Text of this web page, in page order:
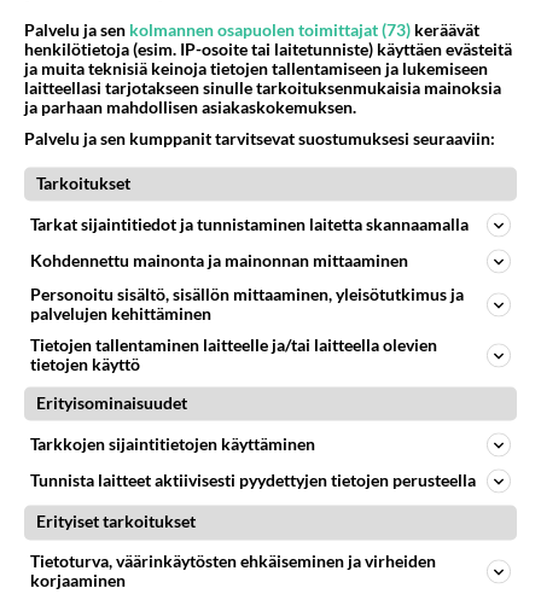
Silloin Herra ilmestyi Abramille ja sanoi: "Sinun
jälkeläisillesi minä annan tämän maan." Niin hän
rakensi sinne alttari...
12.04.2021 18:23 8 149
Vastattu 5v
Eivätkö eksy ne, jotka hankitsevat pahaa? Mutta armo ja
totuus niille, jotka hankitsevat hyvää!
Eivätkö eksy ne, jotka hankitsevat pahaa? Mutta armo
01.05.2021 17:46 2 264 1
Vastattu 7kk
Vääryyden tekijä tehköön edelleen vääryyttä, ja joka on
saastainen, saastukoon edelleen,
”Vääryyden tekijä tehköön edelleen vääryyttä, ja joka
on saastainen, saastukoon edelleen, ja joka on
Palvelu ja sen kolmannen osapuolen toimittajat (73) keräävät
henkilötietoja (esim. IP-osoite tai laitetunniste) käyttäen evästeitä
ja muita teknisiä keinoja tietojen tallentamiseen ja lukemiseen
laitteellasi tarjotakseen sinulle tarkoituksenmukaisia mainoksia
ja parhaan mahdollisen asiakaskokemuksen.
Palvelu ja sen kumppanit tarvitsevat suostumuksesi seuraaviin:
Tarkoitukset
Tarkat sijaintitiedot ja tunnistaminen laitetta skannaamalla
Kohdennettu mainonta ja mainonnan mittaaminen
Personoitu sisältö, sisällön mittaaminen, yleisötutkimus ja
palvelujen kehittäminen
Tietojen tallentaminen laitteelle ja/tai laitteella olevien
tietojen käyttö
Erityisominaisuudet
Tarkkojen sijaintitietojen käyttäminen
Tunnista laitteet aktiivisesti pyydettyjen tietojen perusteella
Erityiset tarkoitukset
Tietoturva, väärinkäytösten ehkäiseminen ja virheiden
korjaaminen